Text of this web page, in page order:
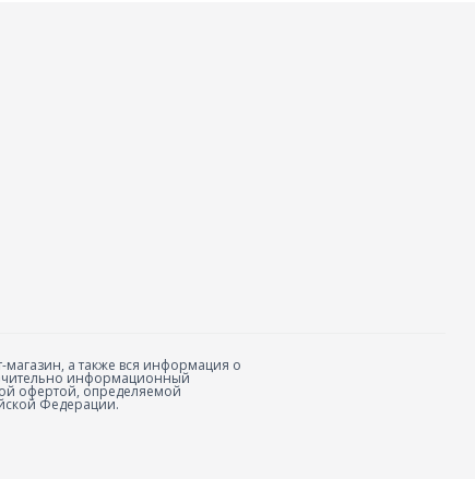
а также вся информация о
информационный
офертой, определяемой
Федерации.